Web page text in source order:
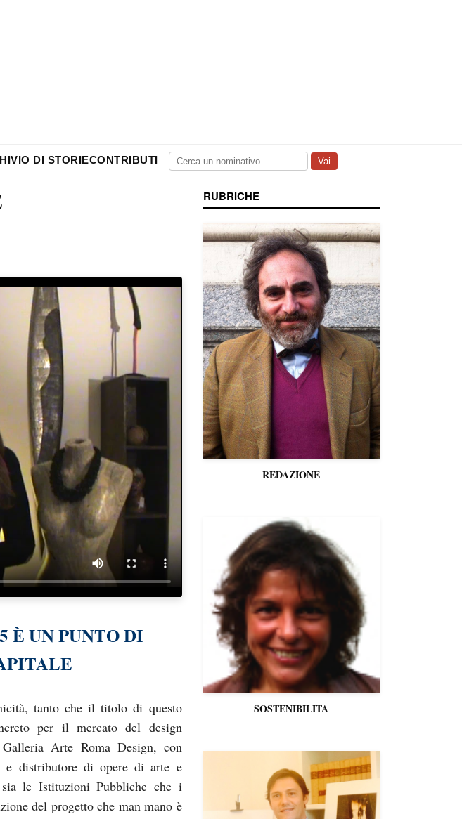
DI STORIECONTRIBUTI Vai
È UN PUNTO DI
tanto che il titolo di questo
per il mercato del design
Galleria Arte Roma Design, con
e distributore di opere di arte e
le Istituzioni Pubbliche che i
del progetto che man mano è
RUBRICHE
REDAZIONE
SOSTENIBILITA